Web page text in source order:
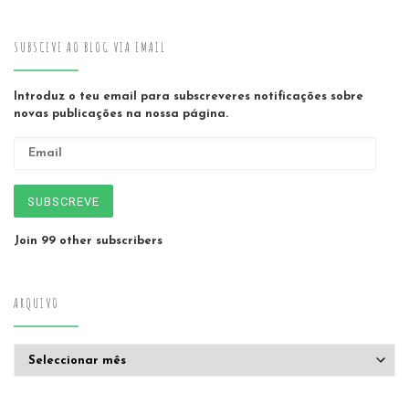
SUBSCEVE AO BLOG VIA EMAIL
Introduz o teu email para subscreveres notificações sobre
novas publicações na nossa página.
SUBSCREVE
Join 99 other subscribers
ARQUIVO